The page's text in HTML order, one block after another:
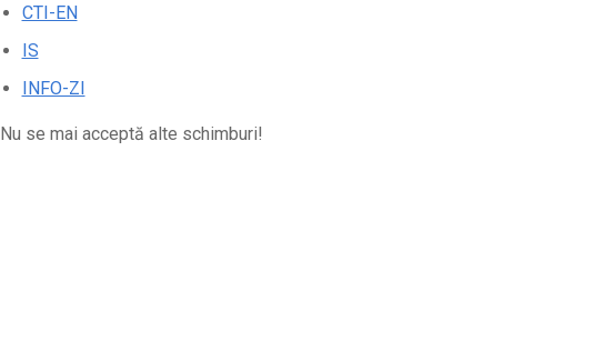
CTI-EN
IS
INFO-ZI
Nu se mai acceptă alte schimburi!